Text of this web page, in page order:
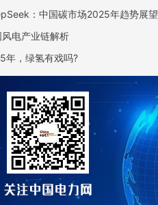
：中国碳市场2025年趋势展望
电产业链解析
年，绿氢有戏吗?